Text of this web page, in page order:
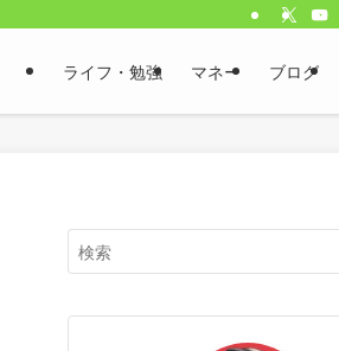
ライフ・勉強 マネー ブログ